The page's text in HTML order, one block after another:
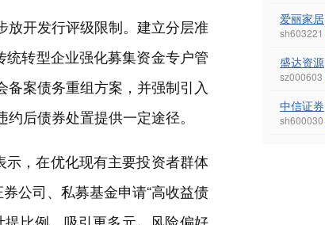
放开发行评级限制。建立分层准
统转型企业强化募集资金专户管
案债务重组方案，并强制引入
后债券处置提供一定途径。
示，在优化现有主要投资者群体
公司、私募基金申请“高收益债
爱丽家居
sh603221
盛达资源
sz000603
中信证券
sh600030